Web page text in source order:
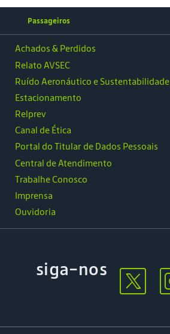
Passageiros
Ouvidoria
Achados & Perdidos
Relato AVSEC
Ruído Aeronáutico e Sustentabilidade
Estacionamento
Relprev
Canal de Ética
Portal do Titular de Dados Pessoais
Central de Atendimento
Trabalhe Conosco
Imprensa
siga-nos